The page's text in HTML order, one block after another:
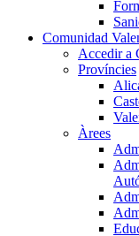
Comunidad
Accedir a
Províncies
Àrees